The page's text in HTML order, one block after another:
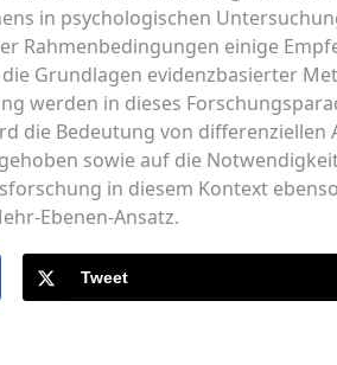
in psychologischen
Rahmenbedingungen einige
Grundlagen evidenzbasierter
werden in dieses
die Bedeutung von differenziellen
sowie auf die
in diesem Kontext
Ebenen-Ansatz.
Tweet